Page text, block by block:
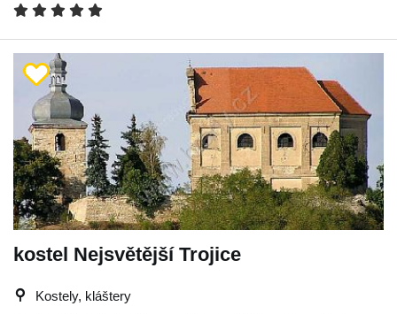
kostel Nejsvětější Trojice
Kostely, kláštery